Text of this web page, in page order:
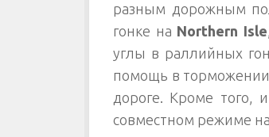
разным дорожным
гонке на Northern Isle
углы в раллийных
помощь в торможении
дороге. Кроме того,
совместном режиме